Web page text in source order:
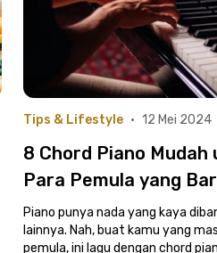
Tips & Lifestyle • 12 Mei 2024
8 Chord Piano Mudah
Para Pemula yang
Belajar | Lengkap
Contoh Lagunya
Piano punya nada yang kaya
lainnya. Nah, buat kamu yang
pemula, ini lagu dengan chord